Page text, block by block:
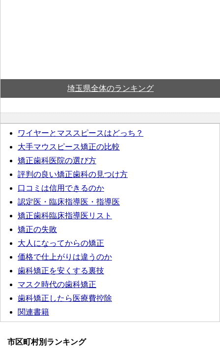
埼玉県全体のランキング
ワイヤーとマススピースはどっち？
大手マウスピース矯正の比較
矯正歯科医院の選び方
評判の良い矯正歯科の見つけ方
口コミは信用できるのか
認定医・臨床指導医・指導医
矯正歯科臨床指導医リスト
矯正の失敗
大人になってからの矯正
価格で仕上がりは違うのか
歯科矯正を安くする裏技
マスク時代の歯科矯正
歯科矯正したら医療費控除
関連書籍
市区町村別ランキング